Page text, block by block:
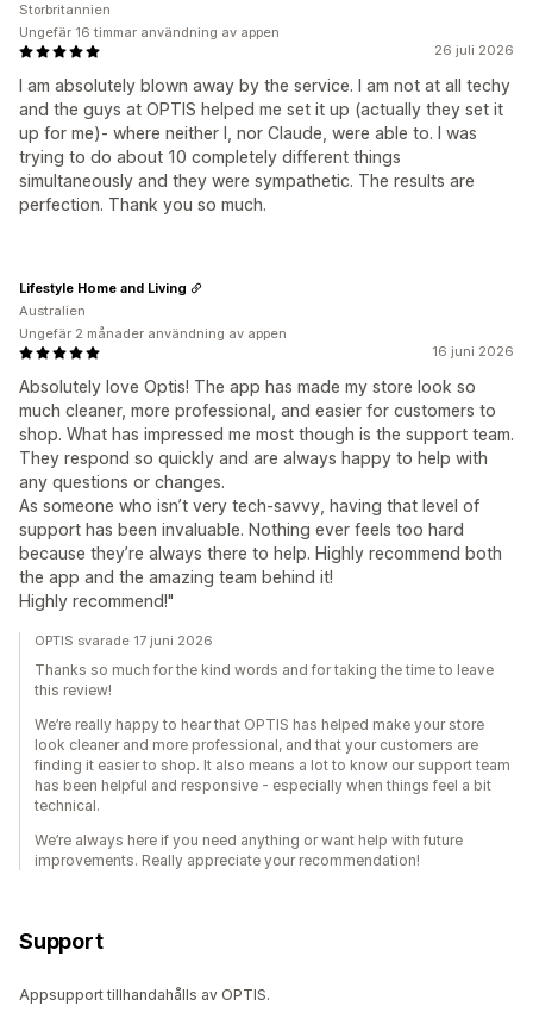
26 juli 2026
I am absolutely blown away by the service. I am not at all techy
and the guys at OPTIS helped me set it up (actually they set it
up for me)- where neither I, nor Claude, were able to. I was
trying to do about 10 completely different things
simultaneously and they were sympathetic. The results are
perfection. Thank you so much.
Storbritannien
Ungefär 16 timmar användning av appen
16 juni 2026
Absolutely love Optis! The app has made my store look so
much cleaner, more professional, and easier for customers to
shop. What has impressed me most though is the support team.
They respond so quickly and are always happy to help with
any questions or changes.
As someone who isn’t very tech-savvy, having that level of
support has been invaluable. Nothing ever feels too hard
because they’re always there to help. Highly recommend both
the app and the amazing team behind it!
Highly recommend!"
Lifestyle Home and Living
Australien
Ungefär 2 månader användning av appen
OPTIS svarade 17 juni 2026
Thanks so much for the kind words and for taking the time to leave
this review!
We’re really happy to hear that OPTIS has helped make your store
look cleaner and more professional, and that your customers are
finding it easier to shop. It also means a lot to know our support team
has been helpful and responsive - especially when things feel a bit
technical.
We’re always here if you need anything or want help with future
improvements. Really appreciate your recommendation!
Support
Appsupport tillhandahålls av OPTIS.